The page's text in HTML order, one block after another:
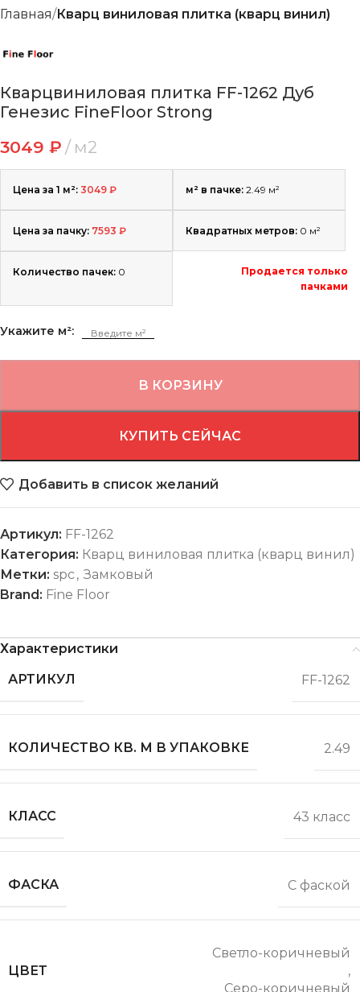
Главная Кварц виниловая плитка (кварц винил)
Кварцвиниловая плитка FF-1262 Дуб
Генезис FineFloor Strong
3049 ₽ м2
Цена за 1 м²: 3049 ₽ м² в пачке: 2.49 м²
Цена за пачку: 7593 ₽ Квадратных метров: 0 м²
Количество пачек: 0
Продается только
пачками
Укажите м²:
В КОРЗИНУ
КУПИТЬ СЕЙЧАС
Добавить в список желаний
Артикул: FF-1262
Категория: Кварц виниловая плитка (кварц винил)
Метки: spc, Замковый
Brand: Fine Floor
Характеристики
АРТИКУЛ
FF-1262
КОЛИЧЕСТВО КВ. М В УПАКОВКЕ 2.49
КЛАСС 43 класс
ФАСКА С фаской
ЦВЕТ
Светло-коричневый
,
Серо-коричневый